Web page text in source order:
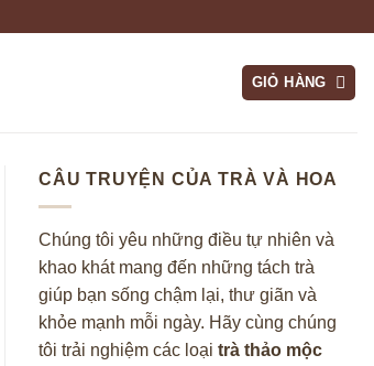
GIỎ HÀNG
CÂU TRUYỆN CỦA TRÀ VÀ HOA
Chúng tôi yêu những điều tự nhiên và
khao khát mang đến những tách trà
giúp bạn sống chậm lại, thư giãn và
khỏe mạnh mỗi ngày. Hãy cùng chúng
tôi trải nghiệm các loại trà thảo mộc